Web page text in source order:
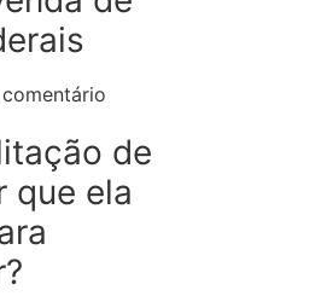
de
que ela